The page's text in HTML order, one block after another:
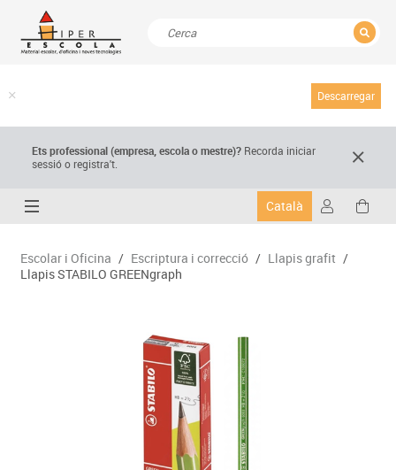
Descarregar
Ets professional (empresa,escola o mestre)? Recorda iniciar
sessió o registra't.
Català
Escolar i Oficina / Escriptura i correcció / Llapis grafit /
Llapis STABILO GREENgraph